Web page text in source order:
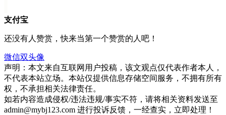
支付宝
还没有人赞赏，快来当第一个赞赏的人吧！
微信双头像
声明：本文来自互联网用户投稿，该文观点仅代表作者本人，
不代表本站立场。本站仅提供信息存储空间服务，不拥有所有
权，不承担相关法律责任。
如若内容造成侵权/违法违规/事实不符，请将相关资料发送至
admin@mybj123.com 进行投诉反馈，一经查实，立即处理！